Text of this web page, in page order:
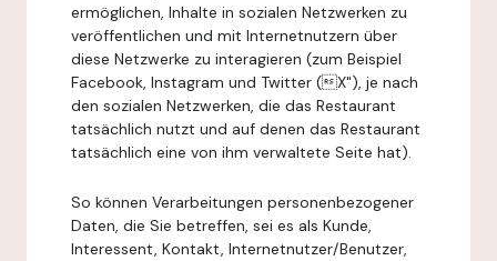
ermöglichen, Inhalte in sozialen Netzwerken zu
veröffentlichen und mit Internetnutzern über
diese Netzwerke zu interagieren (zum Beispiel
Facebook, Instagram und Twitter (X"), je nach
den sozialen Netzwerken, die das Restaurant
tatsächlich nutzt und auf denen das Restaurant
tatsächlich eine von ihm verwaltete Seite hat).
So können Verarbeitungen personenbezogener
Daten, die Sie betreffen, sei es als Kunde,
Interessent, Kontakt, Internetnutzer/Benutzer,